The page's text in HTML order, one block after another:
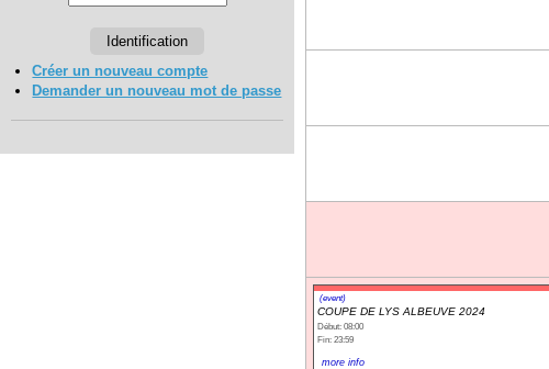
Créer un nouveau compte
Demander un nouveau mot de passe
(event)
COUPE DE LYS ALBEUVE 2024
Début: 08:00
Fin: 23:59
more info